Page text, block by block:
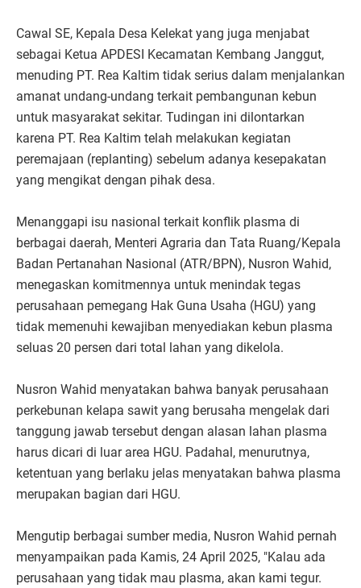
Cawal SE, Kepala Desa Kelekat yang juga menjabat
sebagai Ketua APDESI Kecamatan Kembang Janggut,
menuding PT. Rea Kaltim tidak serius dalam menjalankan
amanat undang-undang terkait pembangunan kebun
untuk masyarakat sekitar. Tudingan ini dilontarkan
karena PT. Rea Kaltim telah melakukan kegiatan
peremajaan (replanting) sebelum adanya kesepakatan
yang mengikat dengan pihak desa.
Menanggapi isu nasional terkait konflik plasma di
berbagai daerah, Menteri Agraria dan Tata Ruang/Kepala
Badan Pertanahan Nasional (ATR/BPN), Nusron Wahid,
menegaskan komitmennya untuk menindak tegas
perusahaan pemegang Hak Guna Usaha (HGU) yang
tidak memenuhi kewajiban menyediakan kebun plasma
seluas 20 persen dari total lahan yang dikelola.
Nusron Wahid menyatakan bahwa banyak perusahaan
perkebunan kelapa sawit yang berusaha mengelak dari
tanggung jawab tersebut dengan alasan lahan plasma
harus dicari di luar area HGU. Padahal, menurutnya,
ketentuan yang berlaku jelas menyatakan bahwa plasma
merupakan bagian dari HGU.
Mengutip berbagai sumber media, Nusron Wahid pernah
menyampaikan pada Kamis, 24 April 2025, "Kalau ada
perusahaan yang tidak mau plasma, akan kami tegur.